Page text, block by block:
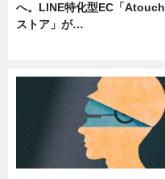
へ。LINE特化型EC「Atouch
ストア」が…